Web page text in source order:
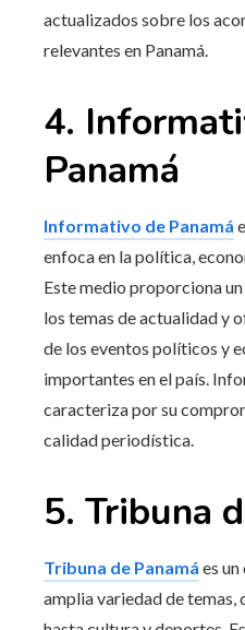
actualizados sobre los
relevantes en Panamá.
4.
Panamá
Informativo de Panamá
enfoca en la política,
Este medio proporciona
los temas de actualidad y
de los eventos políticos y
importantes en el país.
caracteriza por su
calidad periodística.
5. Tribuna
Tribuna de Panamá es
amplia variedad de